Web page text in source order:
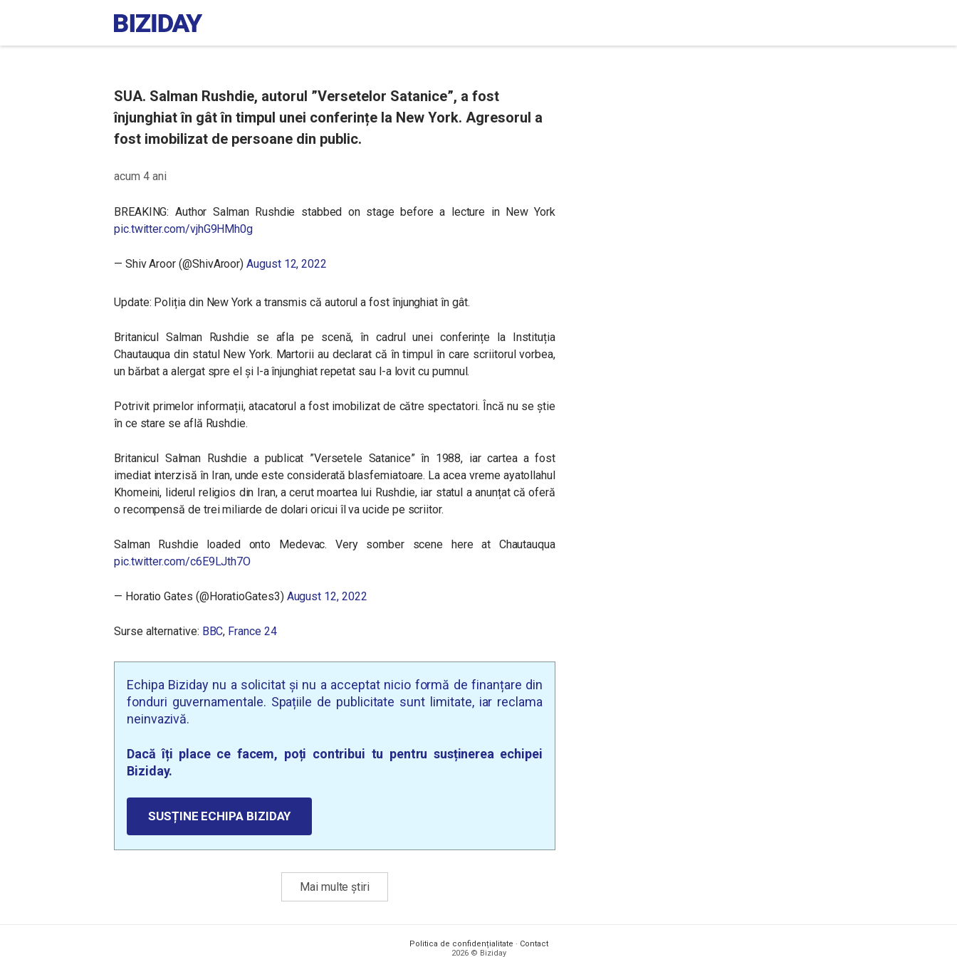
SUA. Salman Rushdie, autorul ”Versetelor Satanice”, a fost
înjunghiat în gât în timpul unei conferințe la New York. Agresorul a
fost imobilizat de persoane din public.
acum 4 ani
BREAKING: Author Salman Rushdie stabbed on stage before a lecture in New York
pic.twitter.com/vjhG9HMh0g
— Shiv Aroor (@ShivAroor)August 12, 2022
Update: Poliția din New York a transmis că autorul a fost înjunghiat în gât.
Britanicul Salman Rushdie se afla pe scenă, în cadrul unei conferințe la Instituția
Chautauqua din statul New York. Martorii au declarat că în timpul în care scriitorul vorbea,
un bărbat a alergat spre el și l-a înjunghiat repetat sau l-a lovit cu pumnul.
Potrivit primelor informații, atacatorul a fost imobilizat de către spectatori. Încă nu se știe
în ce stare se află Rushdie.
Britanicul Salman Rushdie a publicat ”Versetele Satanice” în 1988, iar cartea a fost
imediat interzisă în Iran, unde este considerată blasfemiatoare. La acea vreme ayatollahul
Khomeini, liderul religios din Iran, a cerut moartea lui Rushdie, iar statul a anunțat că oferă
o recompensă de trei miliarde de dolari oricui îl va ucide pe scriitor.
Salman Rushdie loaded onto Medevac. Very somber scene here at Chautauqua
pic.twitter.com/c6E9LJth7O
— Horatio Gates (@HoratioGates3) August 12, 2022
Surse alternative: BBC, France 24
Echipa Biziday nu a solicitat și nu a acceptat nicio formă de finanțare din
fonduri guvernamentale. Spațiile de publicitate sunt limitate, iar reclama
neinvazivă.
Dacă îți place ce facem, poți contribui tu pentru susținerea echipei
Biziday.
SUSȚINE ECHIPA BIZIDAY
Mai multe știri
Politica de confidențialitate · Contact
2026 © Biziday